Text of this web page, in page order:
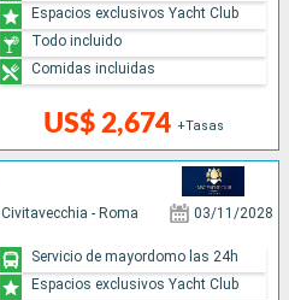
US$ 2,674 +Tasas
Espacios exclusivos Yacht Club
Todo incluido
Comidas incluidas
Civitavecchia - Roma 03/11/2028
Servicio de mayordomo las 24h
Espacios exclusivos Yacht Club